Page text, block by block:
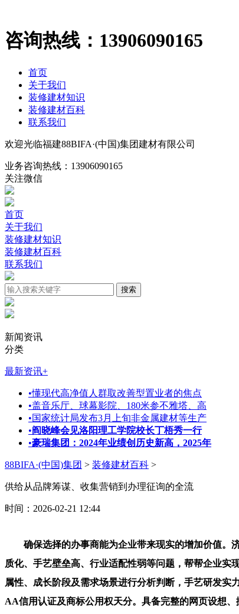
咨询热线： 13906090165
首页
关于我们
装修建材知识
装修建材百科
联系我们
欢迎光临福建88BIFA·(中国)集团建材有限公司
业务咨询热线： 13906090165
关注微信
首页
关于我们
装修建材知识
装修建材百科
联系我们
新闻资讯
分类
最新资讯+
•懂现代高净值人群取改善型置业者的焦点
•盖音乐厅、球幕影院、180米参不雅塔、高
•国家统计局发布3月上旬非金属建材等生产
•阎晓峰会见洛阳理工学院校长丁梧秀一行
•豪瑞集团：2024年业绩创历史新高，2025年
88BIFA·(中国)集团 > 装修建材百科 >
供给从品牌筹谋、收集营销到办理征询的全流
时间：2026-02-21 12:44
确保选择的办事商能为企业带来现实的增加价值。济
质化、手艺壁垒高、行业适配性弱等问题，帮帮企业实
属性、成长阶段及需求场景进行分析判断，手艺研发
AA信用认证及商标公用权天分。具备完整的网页设想